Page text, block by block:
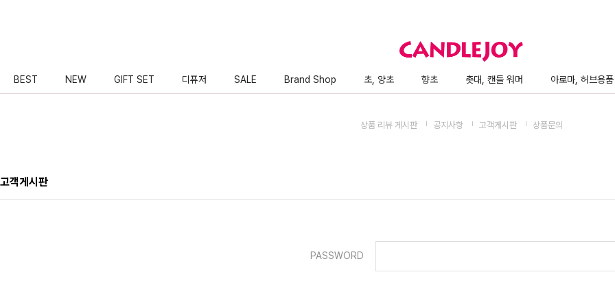
NEW GIFT SET SALE
BEST 디퓨저 Brand Shop 초, 양초 향초 촛대, 캔들 워머 아로마, 허브용품
상품 리뷰 게시판 공지사항 고객게시판 상품문의
고객게시판
PASSWORD